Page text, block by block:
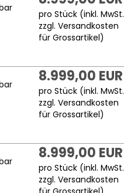
pro Stück (inkl. MwSt.
zzgl.Versandkosten
für Grossartikel)
8.999,00 EUR
pro Stück (inkl. MwSt.
zzgl.Versandkosten
für Grossartikel)
8.999,00 EUR
pro Stück (inkl. MwSt.
zzgl.Versandkosten